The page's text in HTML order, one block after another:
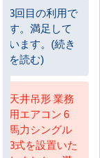
3回目の利用で
す。満足して
います。(続き
を読む)
天井吊形 業務
用エアコン 6
馬力シングル
3式を設置いた